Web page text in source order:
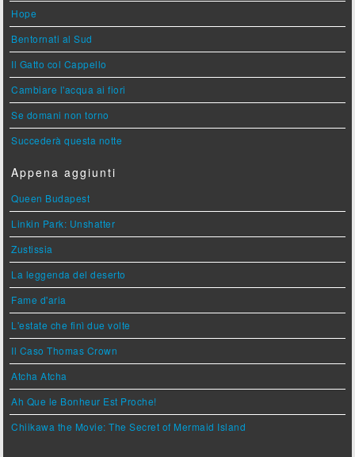
Hope
Bentornati al Sud
Il Gatto col Cappello
Cambiare l'acqua ai fiori
Se domani non torno
Succederà questa notte
Appena aggiunti
Queen Budapest
Linkin Park: Unshatter
Zustissia
La leggenda del deserto
Fame d'aria
L'estate che finì due volte
Il Caso Thomas Crown
Atcha Atcha
Ah Que le Bonheur Est Proche!
Chiikawa the Movie: The Secret of Mermaid Island